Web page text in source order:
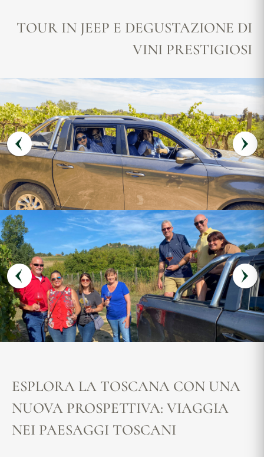
TOUR IN JEEP E DEGUSTAZIONE DI
VINI PRESTIGIOSI
ESPLORA LA TOSCANA CON UNA
NUOVA PROSPETTIVA: VIAGGIA
NEI PAESAGGI TOSCANI